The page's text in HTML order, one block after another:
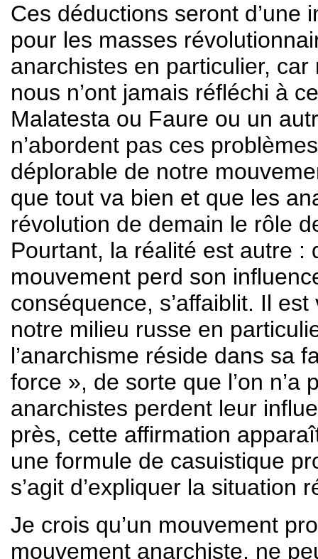
Ces déductions seront d’une
pour les masses
anarchistes en particulier, car
nous n’ont jamais réfléchi à
Malatesta ou Faure ou un
n’abordent pas ces
déplorable de notre
que tout va bien et que les
révolution de demain le rôle
Pourtant, la réalité est autre :
mouvement perd son
conséquence, s’affaiblit. Il
notre milieu russe en
l’anarchisme réside dans sa
force », de sorte que l’on n’a
anarchistes perdent leur
près, cette affirmation
une formule de casuistique
s’agit d’expliquer la situation
Je crois qu’un mouvement
mouvement anarchiste, ne